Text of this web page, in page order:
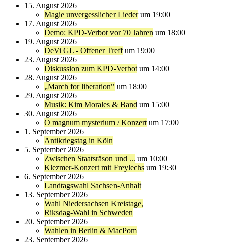
15. August 2026
Magie unvergesslicher Lieder um 19:00
17. August 2026
Demo: KPD-Verbot vor 70 Jahren um 18:00
19. August 2026
DeVi GL - Offener Treff um 19:00
23. August 2026
Diskussion zum KPD-Verbot um 14:00
28. August 2026
„March for liberation" um 18:00
29. August 2026
Musik: Kim Morales & Band um 15:00
30. August 2026
O magnum mysterium / Konzert um 17:00
1. September 2026
Antikriegstag in Köln
5. September 2026
Zwischen Staatsräson und ... um 10:00
Klezmer-Konzert mit Freylechs um 19:30
6. September 2026
Landtagswahl Sachsen-Anhalt
13. September 2026
Wahl Niedersachsen Kreistage,
Riksdag-Wahl in Schweden
20. September 2026
Wahlen in Berlin & MacPom
23. September 2026